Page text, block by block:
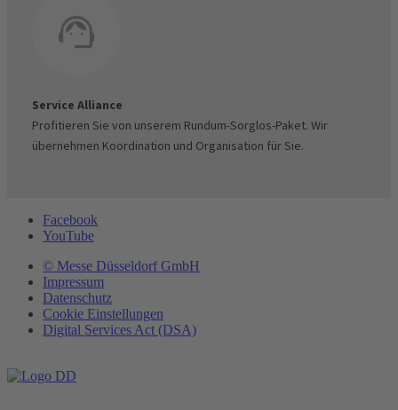
Service Alliance
Profitieren Sie von unserem Rundum-Sorglos-Paket. Wir
übernehmen Koordination und Organisation für Sie.
Facebook
YouTube
© Messe Düsseldorf GmbH
Impressum
Datenschutz
Cookie Einstellungen
Digital Services Act (DSA)